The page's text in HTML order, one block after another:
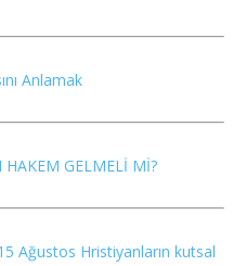
Anlamak
HAKEM GELMELİ Mİ?
Ağustos Hristiyanların kutsal